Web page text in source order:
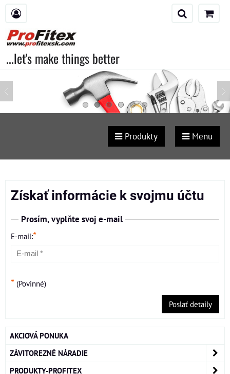
...let's make things better
Produkty Menu
Získať informácie k svojmu účtu
Prosím, vyplňte svoj e-mail
E-mail:*
* (Povinné)
Poslať detaily
AKCIOVÁ PONUKA
ZÁVITOREZNÉ NÁRADIE
PRODUKTY-PROFITEX